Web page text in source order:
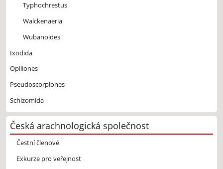
Typhochrestus
Walckenaeria
Wubanoides
Ixodida
Opiliones
Pseudoscorpiones
Schizomida
Česká arachnologická společnost
Čestní členové
Exkurze pro veřejnost